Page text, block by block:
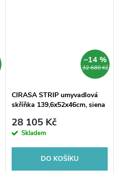
32 680 Kč
–14 %
CIRASA STRIP umyvadlová
skříňka 139,6x52x46cm, siena
28 105 Kč
Skladem
DO KOŠÍKU